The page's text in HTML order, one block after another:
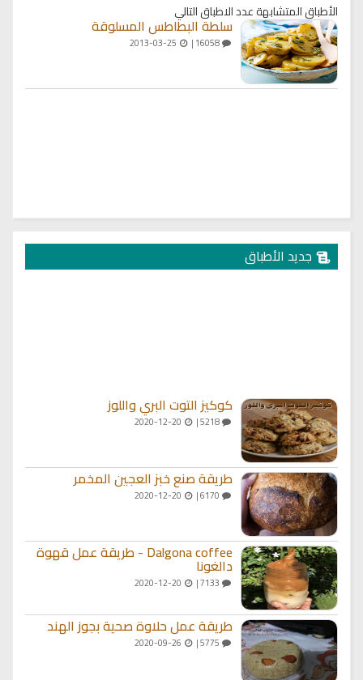
الأطباق المتشابهةعدد الاطباق التالي
سلطة البطاطس المسلوقة
16058 |
جديد الأطباق
كوكيز التوت البري واللوز
5218 |
طريقة صنع خبز العجين المخمر
Dalgona coffee - طريقة عمل قهوة
دالغونا
طريقة عمل حلاوة صحية بجوز الهند